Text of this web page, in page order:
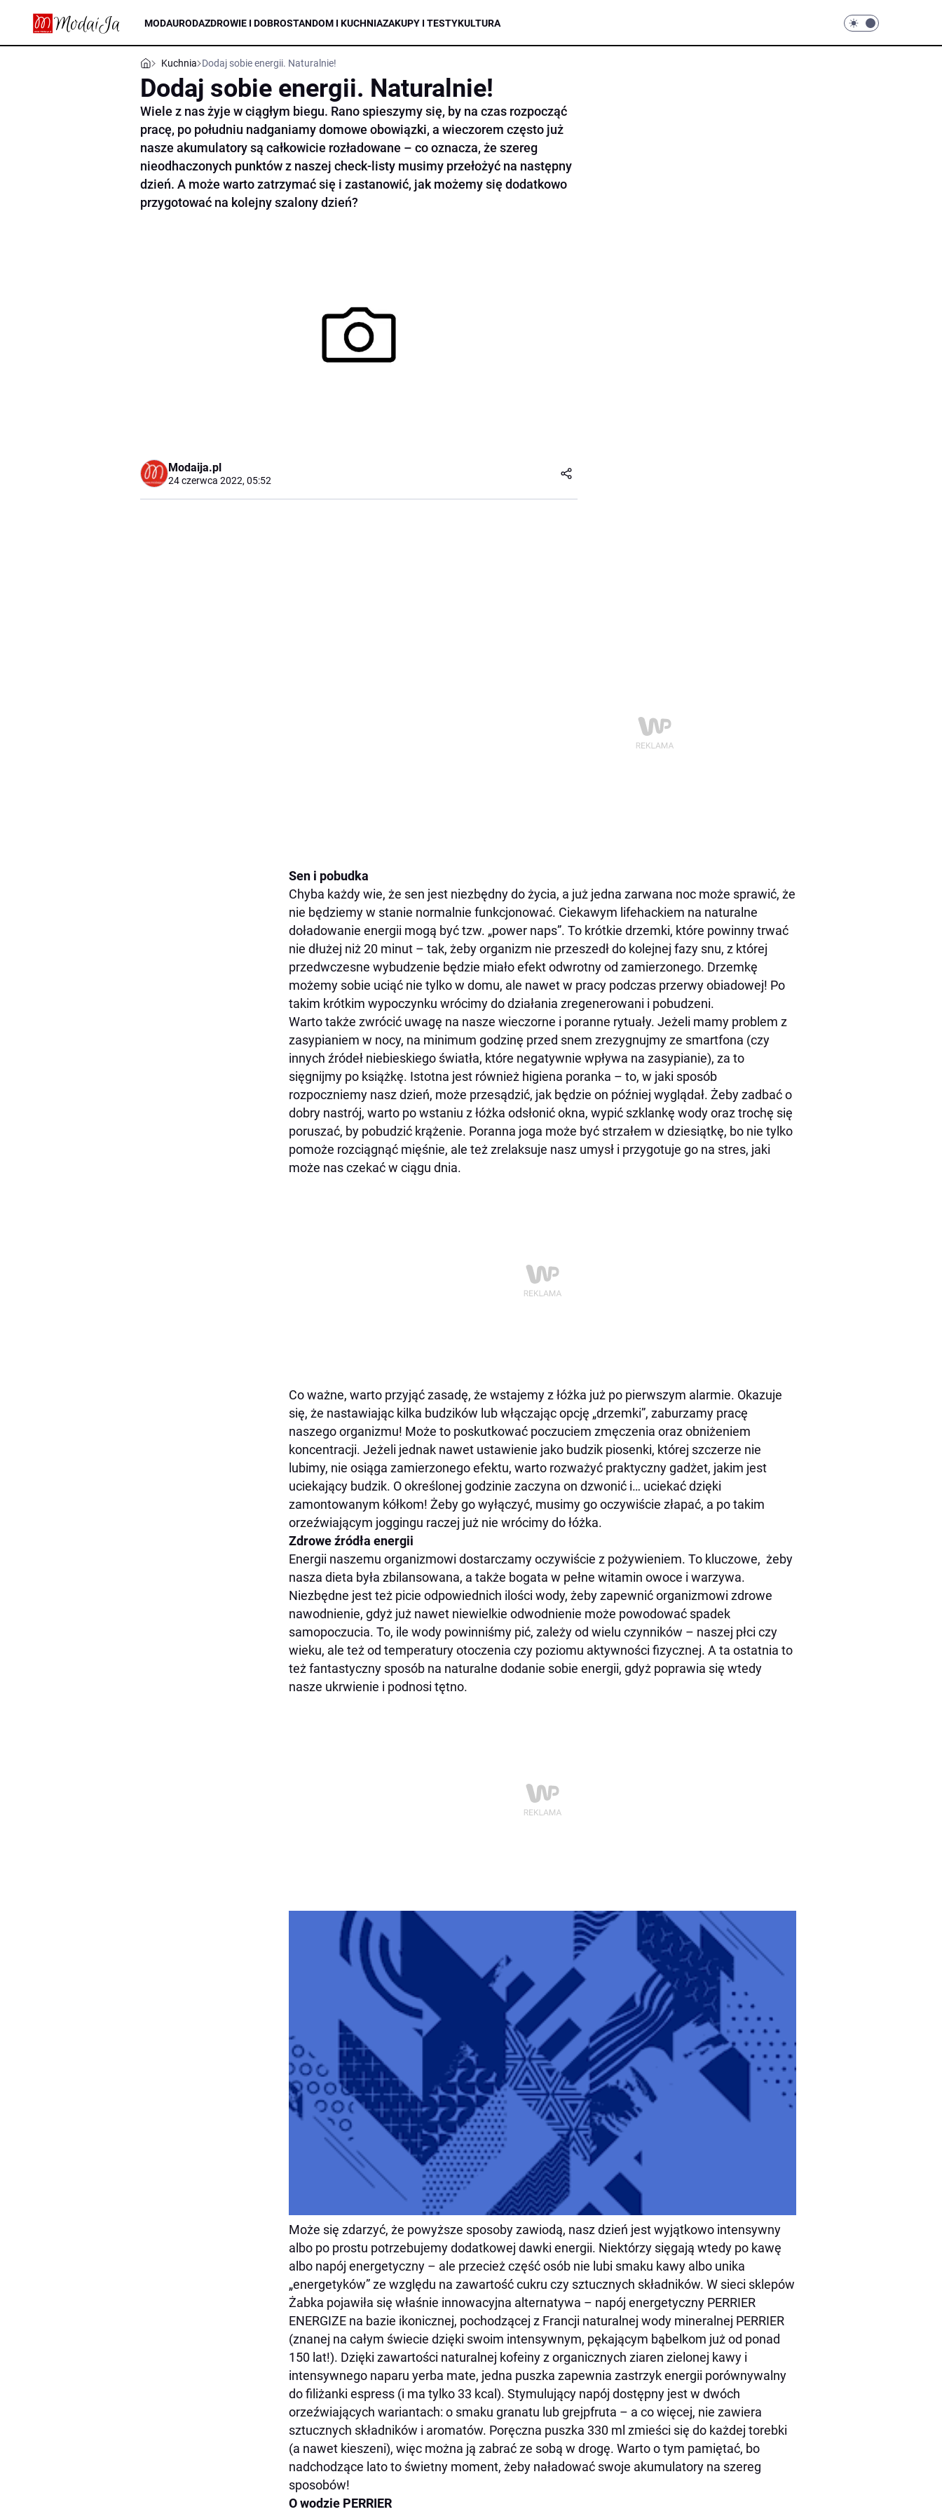
MODAURODAZDROWIE I DOBROSTANDOM I KUCHNIAZAKUPY I TESTYKULTURA
Kuchnia Dodaj sobie energii. Naturalnie!
Dodaj sobie energii. Naturalnie!
Wiele z nas żyje w ciągłym biegu. Rano spieszymy się, by na czas rozpocząć
pracę, po południu nadganiamy domowe obowiązki, a wieczorem często już
nasze akumulatory są całkowicie rozładowane – co oznacza, że szereg
nieodhaczonych punktów z naszej check-listy musimy przełożyć na następny
dzień. A może warto zatrzymać się i zastanowić, jak możemy się dodatkowo
przygotować na kolejny szalony dzień?
Modaija.pl
24 czerwca 2022, 05:52
Sen i pobudka
Chyba każdy wie, że sen jest niezbędny do życia, a już jedna zarwana noc może sprawić, że
nie będziemy w stanie normalnie funkcjonować. Ciekawym lifehackiem na naturalne
doładowanie energii mogą być tzw. „power naps”. To krótkie drzemki, które powinny trwać
nie dłużej niż 20 minut – tak, żeby organizm nie przeszedł do kolejnej fazy snu, z której
przedwczesne wybudzenie będzie miało efekt odwrotny od zamierzonego. Drzemkę
możemy sobie uciąć nie tylko w domu, ale nawet w pracy podczas przerwy obiadowej! Po
takim krótkim wypoczynku wrócimy do działania zregenerowani i pobudzeni.
Warto także zwrócić uwagę na nasze wieczorne i poranne rytuały. Jeżeli mamy problem z
zasypianiem w nocy, na minimum godzinę przed snem zrezygnujmy ze smartfona (czy
innych źródeł niebieskiego światła, które negatywnie wpływa na zasypianie), za to
sięgnijmy po książkę. Istotna jest również higiena poranka – to, w jaki sposób
rozpoczniemy nasz dzień, może przesądzić, jak będzie on później wyglądał. Żeby zadbać o
dobry nastrój, warto po wstaniu z łóżka odsłonić okna, wypić szklankę wody oraz trochę się
poruszać, by pobudzić krążenie. Poranna joga może być strzałem w dziesiątkę, bo nie tylko
pomoże rozciągnąć mięśnie, ale też zrelaksuje nasz umysł i przygotuje go na stres, jaki
może nas czekać w ciągu dnia.
Co ważne, warto przyjąć zasadę, że wstajemy z łóżka już po pierwszym alarmie. Okazuje
się, że nastawiając kilka budzików lub włączając opcję „drzemki”, zaburzamy pracę
naszego organizmu! Może to poskutkować poczuciem zmęczenia oraz obniżeniem
koncentracji. Jeżeli jednak nawet ustawienie jako budzik piosenki, której szczerze nie
lubimy, nie osiąga zamierzonego efektu, warto rozważyć praktyczny gadżet, jakim jest
uciekający budzik. O określonej godzinie zaczyna on dzwonić i… uciekać dzięki
zamontowanym kółkom! Żeby go wyłączyć, musimy go oczywiście złapać, a po takim
orzeźwiającym joggingu raczej już nie wrócimy do łóżka.
Zdrowe źródła energii
Energii naszemu organizmowi dostarczamy oczywiście z pożywieniem. To kluczowe, żeby
nasza dieta była zbilansowana, a także bogata w pełne witamin owoce i warzywa.
Niezbędne jest też picie odpowiednich ilości wody, żeby zapewnić organizmowi zdrowe
nawodnienie, gdyż już nawet niewielkie odwodnienie może powodować spadek
samopoczucia. To, ile wody powinniśmy pić, zależy od wielu czynników – naszej płci czy
wieku, ale też od temperatury otoczenia czy poziomu aktywności fizycznej. A ta ostatnia to
też fantastyczny sposób na naturalne dodanie sobie energii, gdyż poprawia się wtedy
nasze ukrwienie i podnosi tętno.
Może się zdarzyć, że powyższe sposoby zawiodą, nasz dzień jest wyjątkowo intensywny
albo po prostu potrzebujemy dodatkowej dawki energii. Niektórzy sięgają wtedy po kawę
albo napój energetyczny – ale przecież część osób nie lubi smaku kawy albo unika
„energetyków” ze względu na zawartość cukru czy sztucznych składników. W sieci sklepów
Żabka pojawiła się właśnie innowacyjna alternatywa – napój energetyczny PERRIER
ENERGIZE na bazie ikonicznej, pochodzącej z Francji naturalnej wody mineralnej PERRIER
(znanej na całym świecie dzięki swoim intensywnym, pękającym bąbelkom już od ponad
150 lat!). Dzięki zawartości naturalnej kofeiny z organicznych ziaren zielonej kawy i
intensywnego naparu yerba mate, jedna puszka zapewnia zastrzyk energii porównywalny
do filiżanki espress (i ma tylko 33 kcal). Stymulujący napój dostępny jest w dwóch
orzeźwiających wariantach: o smaku granatu lub grejpfruta – a co więcej, nie zawiera
sztucznych składników i aromatów. Poręczna puszka 330 ml zmieści się do każdej torebki
(a nawet kieszeni), więc można ją zabrać ze sobą w drogę. Warto o tym pamiętać, bo
nadchodzące lato to świetny moment, żeby naładować swoje akumulatory na szereg
sposobów!
O wodzie PERRIER